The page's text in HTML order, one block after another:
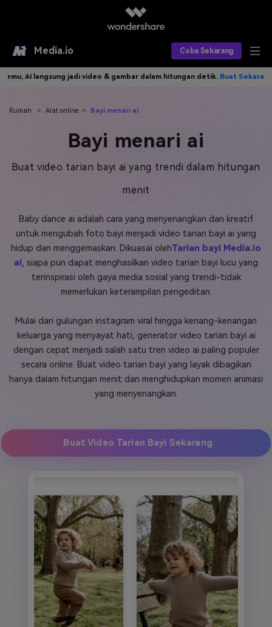
Media.io Coba Sekarang
Alat AI
AI Video
AI Gambar
AI Audio
Produk AI
Asisten Video AI
Editor Video AI
Editor Audio AI
Find More Solutions >>
Efek Video
Sumber Daya
Panduan Pengguna Apa yang Baru
Hubungi Kami
Tips & Tutorial AI
Postingan Terbaru
Veo3 TOP
Masuk
Berkreasi dengan AI
& gambar dalam hitungan detik.Buat Sekarang>> Tulis idemu, AI
Rumah. > Alat online > Bayi menari ai
Bayi menari ai
Buat video tarian bayi ai yang trendi dalam hitungan
menit
Baby dance ai adalah cara yang menyenangkan dan kreatif
untuk mengubah foto bayi menjadi video tarian bayi ai yang
hidup dan menggemaskan. Dikuasai olehTarian bayi Media.io
ai, siapa pun dapat menghasilkan video tarian bayi lucu yang
terinspirasi oleh gaya media sosial yang trendi-tidak
memerlukan keterampilan pengeditan.
Mulai dari gulungan instagram viral hingga kenang-kenangan
keluarga yang menyayat hati, generator video tarian bayi ai
dengan cepat menjadi salah satu tren video ai paling populer
secara online. Buat video tarian bayi yang layak dibagikan
hanya dalam hitungan menit dan menghidupkan momen animasi
yang menyenangkan.
Buat Video Tarian Bayi Sekarang